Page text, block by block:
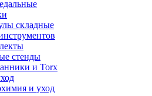
складные
стенды
и Torx
и уход